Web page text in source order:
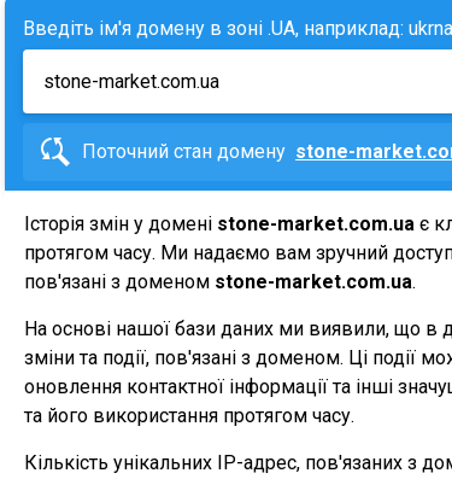
Введіть ім'я домену в зоні .UA, наприклад:
Поточний стан домену stone-
Історія змін у домені stone-market.com.ua є
протягом часу. Ми надаємо вам зручний
пов'язані з доменом stone-market.com.ua.
На основі нашої бази даних ми виявили, що в
зміни та події, пов'язані з доменом. Ці події
оновлення контактної інформації та інші
та його використання протягом часу.
Кількість унікальних IP-адрес, пов'язаних з